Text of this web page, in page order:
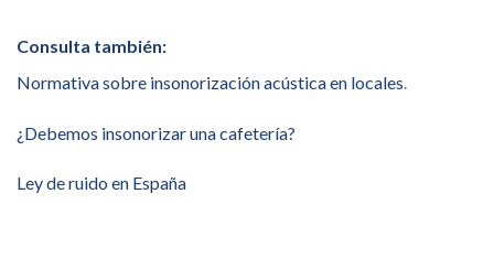
Consulta también:
Normativa sobre insonorización acústica en locales
¿Debemos insonorizar una cafetería?
Ley de ruido en España